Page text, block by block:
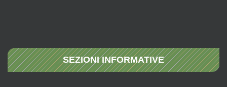
SEZIONI INFORMATIVE